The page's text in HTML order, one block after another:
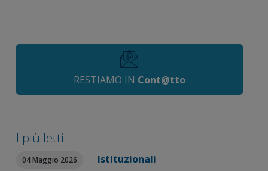
RESTIAMO IN Cont@tto
I più letti
04 Maggio 2026 Istituzionali